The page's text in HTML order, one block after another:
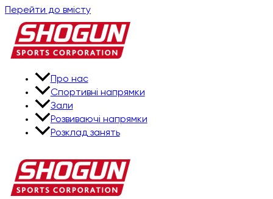
Перейти до вмісту
Про нас
Спортивні напрямки
Зали
Розвиваючі напрямки
Розклад занять